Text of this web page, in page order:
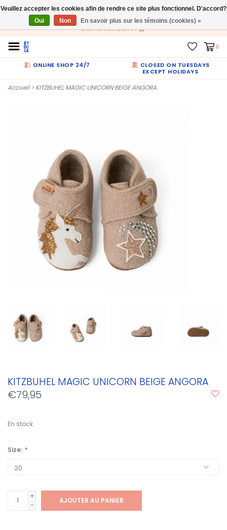
FR
Dumortierlaan 71
0
ONLINE SHOP 24/7
CLOSED ON TUESDAYS
EXCEPT HOLIDAYS
Accueil>KITZBUHEL MAGIC UNICORN BEIGE ANGORA
KITZBUHEL MAGIC UNICORN BEIGE ANGORA
€79,95
En stock
Size: *
+
-
AJOUTER AU PANIER
Veuillez accepter les cookies afin de rendre ce site plus fonctionnel. D'accord?
Oui
Non En savoir plus sur les témoins (cookies) »